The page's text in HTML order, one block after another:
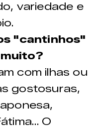
variedade e
"cantinhos"
com ilhas ou
gostosuras,
O